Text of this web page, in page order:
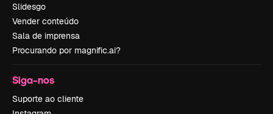
Slidesgo
Vender conteúdo
Sala de imprensa
Procurando por magnific.ai?
Siga-nos
Suporte ao cliente